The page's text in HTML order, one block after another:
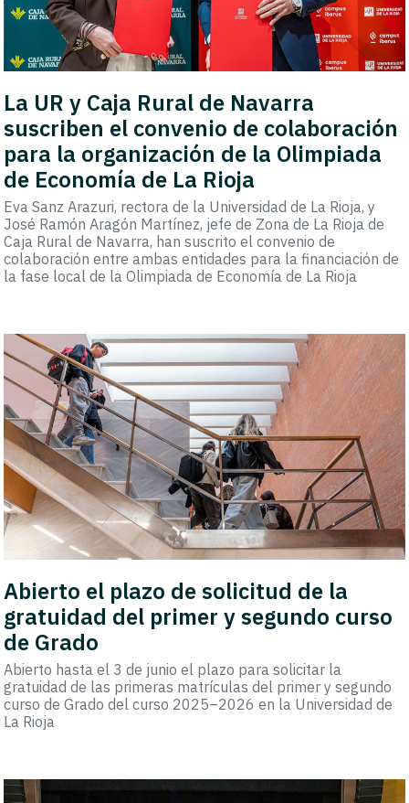
La UR y Caja Rural de Navarra
suscriben el convenio de colaboración
para la organización de la Olimpiada
de Economía de La Rioja
Eva Sanz Arazuri, rectora de la Universidad de La Rioja, y
José Ramón Aragón Martínez, jefe de Zona de La Rioja de
Caja Rural de Navarra, han suscrito el convenio de
colaboración entre ambas entidades para la financiación de
la fase local de la Olimpiada de Economía de La Rioja
Abierto el plazo de solicitud de la
gratuidad del primer y segundo curso
de Grado
Abierto hasta el 3 de junio el plazo para solicitar la
gratuidad de las primeras matrículas del primer y segundo
curso de Grado del curso 2025–2026 en la Universidad de
La Rioja